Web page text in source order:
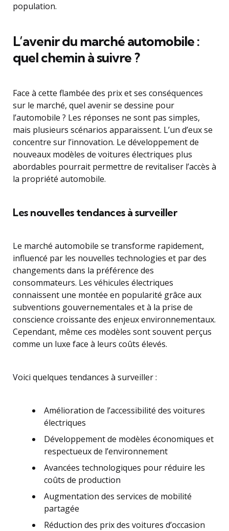
population.
L’avenir du marché automobile :
quel chemin à suivre ?
Face à cette flambée des prix et ses conséquences
sur le marché, quel avenir se dessine pour
l’automobile ? Les réponses ne sont pas simples,
mais plusieurs scénarios apparaissent. L’un d’eux se
concentre sur l’innovation. Le développement de
nouveaux modèles de voitures électriques plus
abordables pourrait permettre de revitaliser l’accès à
la propriété automobile.
Les nouvelles tendances à surveiller
Le marché automobile se transforme rapidement,
influencé par les nouvelles technologies et par des
changements dans la préférence des
consommateurs. Les véhicules électriques
connaissent une montée en popularité grâce aux
subventions gouvernementales et à la prise de
conscience croissante des enjeux environnementaux.
Cependant, même ces modèles sont souvent perçus
comme un luxe face à leurs coûts élevés.
Voici quelques tendances à surveiller :
Amélioration de l’accessibilité des voitures
électriques
Développement de modèles économiques et
respectueux de l’environnement
Avancées technologiques pour réduire les
coûts de production
Augmentation des services de mobilité
partagée
Réduction des prix des voitures d’occasion